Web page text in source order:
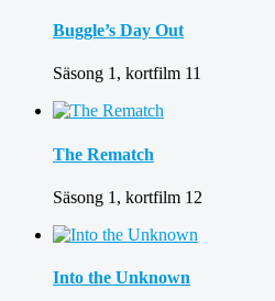
Buggle’s Day Out
Säsong 1, kortfilm 11
The Rematch
Säsong 1, kortfilm 12
Into the Unknown